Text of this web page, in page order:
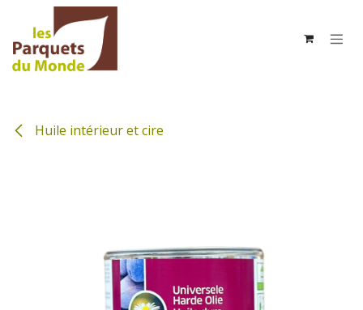
Se rendre au contenu
Huile intérieur et cire